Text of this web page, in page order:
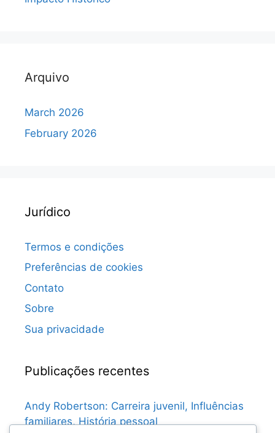
Arquivo
March 2026
February 2026
Jurídico
Termos e condições
Preferências de cookies
Contato
Sobre
Sua privacidade
Publicações recentes
Andy Robertson: Carreira juvenil, Influências
familiares, História pessoal